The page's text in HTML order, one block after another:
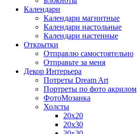
Календари
Календари магнитные
Календари настольные
Календари настенные
Открытки
Отправлю самостоятельно
Отправьте за меня
Декор Интерьера
Потреты Dream Art
Портреты по фото акрилом
ФотоМозаика
Холсты
20х20
20х30